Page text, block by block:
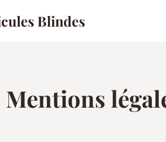
Blindes
Mentions